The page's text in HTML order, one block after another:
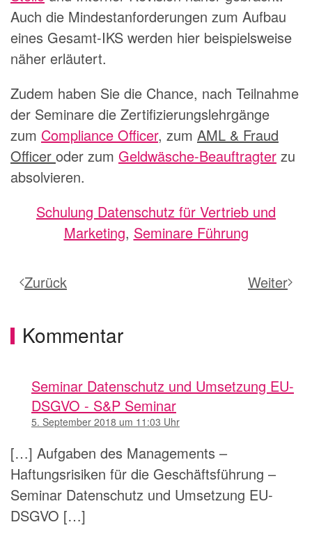
Auch die Mindestanforderungen zum Aufbau
eines Gesamt-IKS werden hier beispielsweise
näher erläutert.
Zudem haben Sie die Chance, nach Teilnahme
der Seminare die Zertifizierungslehrgänge
zum Compliance Officer, zum AML & Fraud
Officer oder zum Geldwäsche-Beauftragter zu
absolvieren.
Schulung Datenschutz für Vertrieb und
Marketing, Seminare Führung
Zurück Weiter
Kommentar
Seminar Datenschutz und Umsetzung EU-
DSGVO - S&P Seminar
5. September 2018 um 11:03 Uhr
[…] Aufgaben des Managements –
Haftungsrisiken für die Geschäftsführung –
Seminar Datenschutz und Umsetzung EU-
DSGVO […]